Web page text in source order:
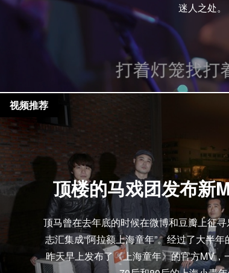
迷人之处。
顶楼的马戏团发布新
顶马曾在去年底的时候在微博和豆瓣上征
志汇集成“阿拉额上海童年”。经过了大半
昨天早上发布了《上海童年》的官方MV
视频推荐